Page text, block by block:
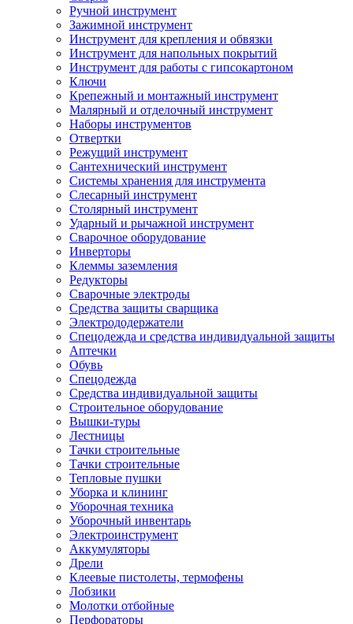
Ручной инструмент
Зажимной инструмент
Инструмент для крепления и обвязки
Инструмент для напольных покрытий
Инструмент для работы с гипсокартоном
Ключи
Крепежный и монтажный инструмент
Малярный и отделочный инструмент
Наборы инструментов
Отвертки
Режущий инструмент
Сантехнический инструмент
Системы хранения для инструмента
Слесарный инструмент
Столярный инструмент
Ударный и рычажной инструмент
Сварочное оборудование
Инверторы
Клеммы заземления
Редукторы
Сварочные электроды
Средства защиты сварщика
Электрододержатели
Спецодежда и средства индивидуальной защиты
Аптечки
Обувь
Спецодежда
Средства индивидуальной защиты
Строительное оборудование
Вышки-туры
Лестницы
Тачки строительные
Тачки строительные
Тепловые пушки
Уборка и клининг
Уборочная техника
Уборочный инвентарь
Электроинструмент
Аккумуляторы
Дрели
Клеевые пистолеты, термофены
Лобзики
Молотки отбойные
Перфораторы